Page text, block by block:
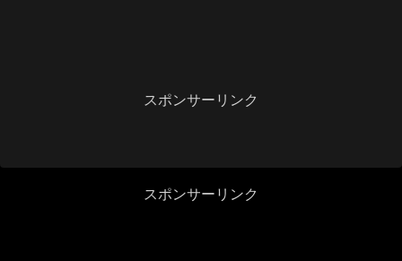
スポンサーリンク
スポンサーリンク